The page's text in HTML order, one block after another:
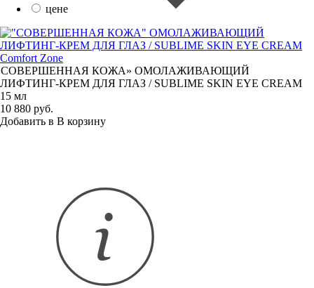
цене
Comfort Zone
СОВЕРШЕННАЯ КОЖА» ОМОЛАЖИВАЮЩИЙ
ЛИФТИНГ-КРЕМ ДЛЯ ГЛАЗ / SUBLIME SKIN EYE CREAM
15 мл
10 880 руб.
Добавить в В корзину